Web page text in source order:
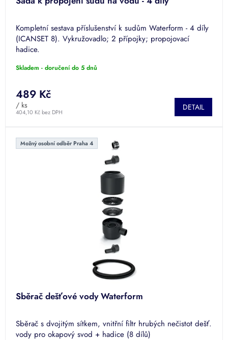
Kompletní sestava příslušenství k sudům Waterform - 4 díly
(ICANSET 8). Vykružovadlo; 2 přípojky; propojovací
hadice.
Skladem - doručení do 5 dnů
404,10 Kč bez DPH
489 Kč
/ ks DETAIL
Možný osobní odběr Praha 4
Sběrač dešťové vody Waterform
Sběrač s dvojitým sítkem, vnitřní filtr hrubých nečistot dešť.
vody pro okapový svod + hadice (8 dílů)